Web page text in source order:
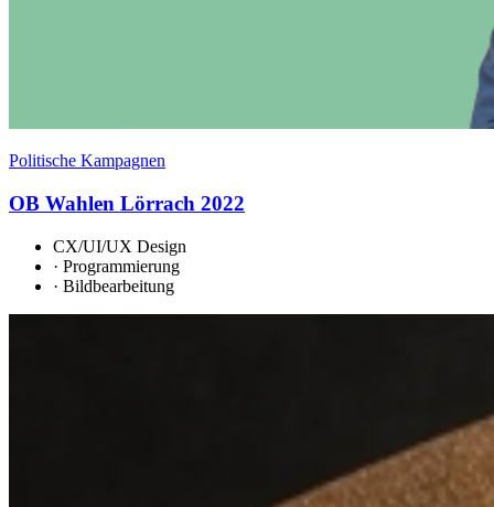
Politische Kampagnen
OB Wahlen Lörrach 2022
CX/UI/UX Design
· Programmierung
· Bildbearbeitung